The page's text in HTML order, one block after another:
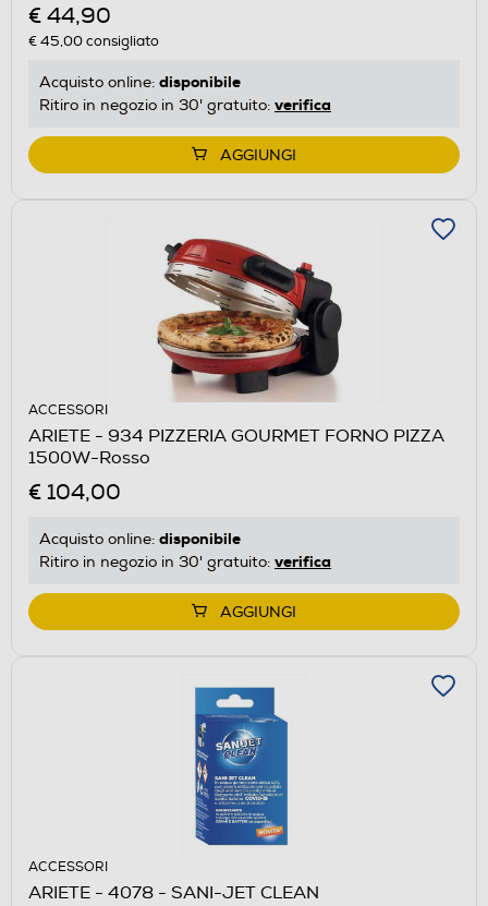
€ 44,90
€ 45,00consigliato
Acquisto online: disponibile
Ritiro in negozio in 30' gratuito: verifica
AGGIUNGI
ACCESSORI
ARIETE - 934 PIZZERIA GOURMET FORNO PIZZA
1500W-Rosso
€ 104,00
Acquisto online: disponibile
Ritiro in negozio in 30' gratuito: verifica
AGGIUNGI
ACCESSORI
ARIETE - 4078 - SANI-JET CLEAN